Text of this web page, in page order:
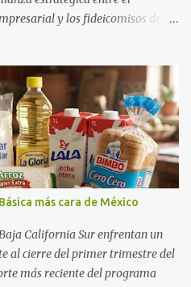
y los fideicomisos de
Las proyecciones para
con un promedio estatal
la sorpresa del año la ha dado el
las expectativas con un
impulsado por el interés
Le siguen destinos
72% promedio (esperando
Paz: 66%. Loreto: 58%. Mulegé:
de diversificación. Ya no solo
por la aut...
más cara de México
California Sur enfrentan un
al cierre del primer trimestre del
más reciente del programa